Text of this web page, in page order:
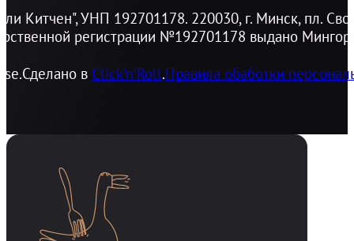
Китчен", УНП 192701178. 220030, г. Минск, пл.
регистрации №192701178 выдано
Сделано в Click'n'Roll.Правила обаботки